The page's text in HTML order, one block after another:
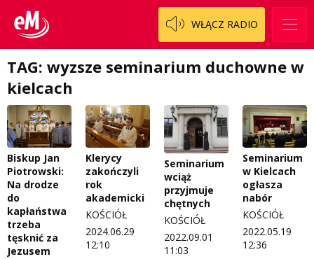
WŁĄCZ RADIO
Staszowski
Włoszczowski
Cały ten sport
Dzieciaki Cudaki
Fascynująca nauka
Historia na fali
Modna kultura
OdNowa
Pacjent, którego nie zapomnę
Pasjonaci
Piąta strona świata
Koncert życzeń
Kontakt
O nas
Regulamin programu Patron
Zespół
Logo do pobrania
Regulamin konkursów
Regulamin przesyłania materiałów
TAG: wyzsze seminarium duchowne w
kielcach
Biskup Jan
Piotrowski:
Na drodze
do
kapłaństwa
trzeba
tęsknić za
Jezusem
Klerycy
zakończyli
rok
akademicki
KOŚCIÓŁ
2024.06.29
12:10
Seminarium
wciąż
przyjmuje
chętnych
KOŚCIÓŁ
2022.09.01
11:03
Seminarium
w Kielcach
ogłasza
nabór
KOŚCIÓŁ
2022.05.19
12:36